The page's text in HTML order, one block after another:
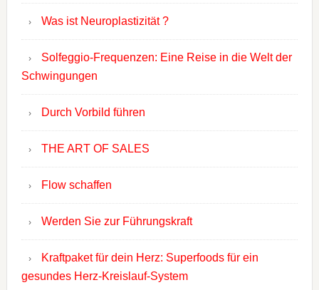
Was ist Neuroplastizität ?
Solfeggio-Frequenzen: Eine Reise in die Welt der
Schwingungen
Durch Vorbild führen
THE ART OF SALES
Flow schaffen
Werden Sie zur Führungskraft
Kraftpaket für dein Herz: Superfoods für ein
gesundes Herz-Kreislauf-System